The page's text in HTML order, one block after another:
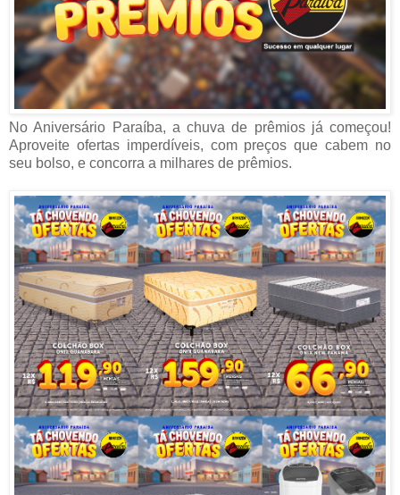
No Aniversário Paraíba, a chuva de prêmios já começou!
Aproveite ofertas imperdíveis, com preços que cabem no
seu bolso, e concorra a milhares de prêmios.